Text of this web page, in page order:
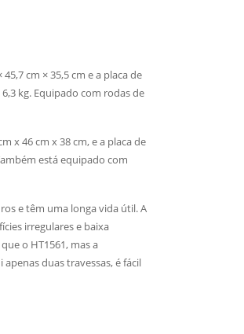
cm × 35,5 cm e a placa de
kg. Equipado com rodas de
x 46 cm x 38 cm, e a placa de
está equipado com
e têm uma longa vida útil. A
irregulares e baixa
o HT1561, mas a
duas travessas, é fácil